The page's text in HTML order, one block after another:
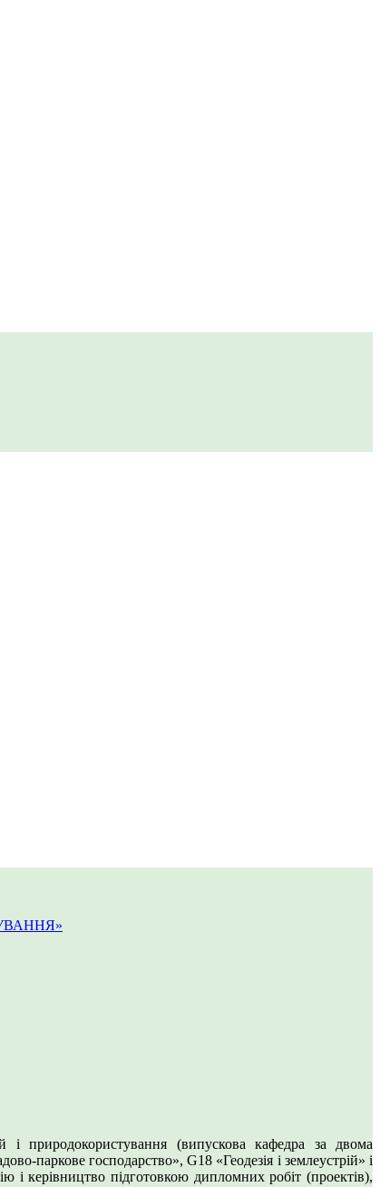
і природокористування (випускова кафедра за двома
паркове господарство», G18 «Геодезія і землеустрій» і
і керівництво підготовкою дипломних робіт (проектів),